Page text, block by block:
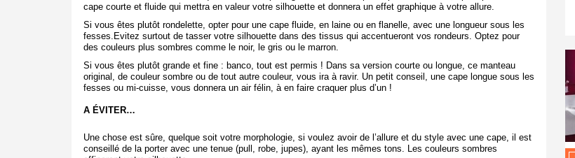
cape courte et fluide qui mettra en valeur votre silhouette et donnera un effet graphique à votre allure.
Si vous êtes plutôt rondelette, opter pour une cape fluide, en laine ou en flanelle, avec une longueur sous les
fesses.Evitez surtout de tasser votre silhouette dans des tissus qui accentueront vos rondeurs. Optez pour
des couleurs plus sombres comme le noir, le gris ou le marron.
Si vous êtes plutôt grande et fine : banco, tout est permis ! Dans sa version courte ou longue, ce manteau
original, de couleur sombre ou de tout autre couleur, vous ira à ravir. Un petit conseil, une cape longue sous les
fesses ou mi-cuisse, vous donnera un air félin, à en faire craquer plus d’un !
A ÉVITER…
Une chose est sûre, quelque soit votre morphologie, si voulez avoir de l’allure et du style avec une cape, il est
conseillé de la porter avec une tenue (pull, robe, jupes), ayant les mêmes tons. Les couleurs sombres